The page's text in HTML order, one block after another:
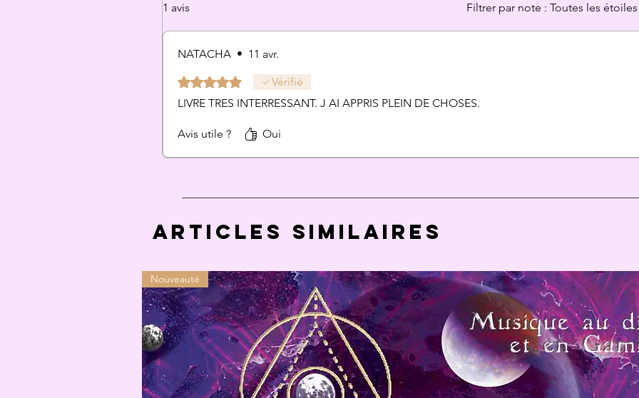
1 avis Filtrer par note : Toutes les étoiles
NATACHA • 11 avr.
Noté 5 sur 5.
Vérifié
LIVRE TRES INTERRESSANT. J AI APPRIS PLEIN DE CHOSES.
Avis utile ? Oui
Articles similaires
Nouveauté